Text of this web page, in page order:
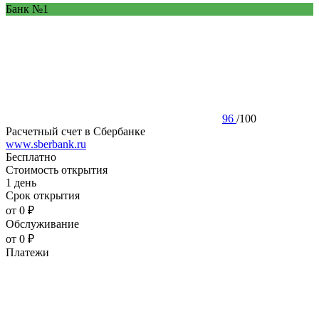
Банк №1
96 /100
Расчетный счет в Сбербанке
www.sberbank.ru
Бесплатно
Стоимость открытия
1 день
Срок открытия
от 0 ₽
Обслуживание
от 0 ₽
Платежи